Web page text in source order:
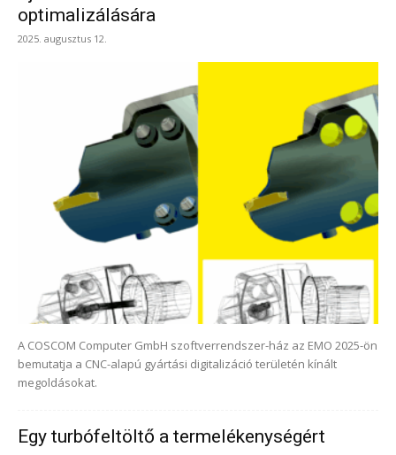
optimalizálására
2025. augusztus 12.
A COSCOM Computer GmbH szoftverrendszer-ház az EMO 2025-ön
bemutatja a CNC-alapú gyártási digitalizáció területén kínált
megoldásokat.
Egy turbófeltöltő a termelékenységért